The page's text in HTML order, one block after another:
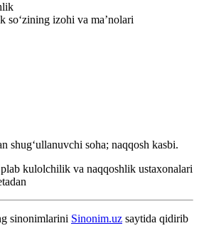
so‘zining izohi va ma’nolari
shugʻullanuvchi soha; naqqosh kasbi.
kulolchilik va naqqoshlik ustaxonalari
sinonimlarini Sinonim.uz saytida qidirib